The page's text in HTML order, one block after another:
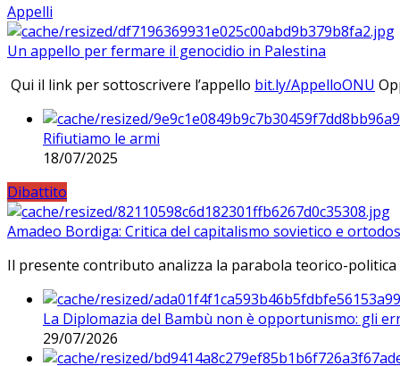
Appelli
Un appello per fermare il genocidio in Palestina
Qui il link per sottoscrivere l’appello bit.ly/AppelloONU
Rifiutiamo le armi
18/07/2025
Dibattito
Amadeo Bordiga: Critica del capitalismo sovietico e
Il presente contributo analizza la parabola teorico-
La Diplomazia del Bambù non è opportunismo: gli
29/07/2026